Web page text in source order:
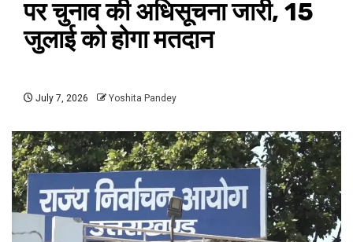
पर चुनाव की अधिसूचना जारी, 15
जुलाई को होगा मतदान
July 7, 2026 Yoshita Pandey